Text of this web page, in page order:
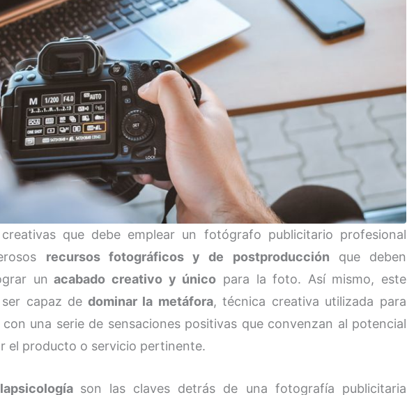
que debe emplear un fotógrafo publicitario profesional
recursos fotográficos y de postproducción que deben
un acabado creativo y único para la foto. Así mismo, este
capaz de dominar la metáfora, técnica creativa utilizada para
una serie de sensaciones positivas que convenzan al potencial
el producto o servicio pertinente.
son las claves detrás de una fotografía publicitaria